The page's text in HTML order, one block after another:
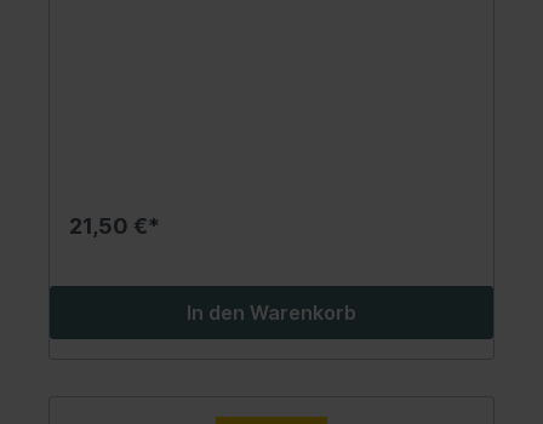
21,50 €*
In den Warenkorb